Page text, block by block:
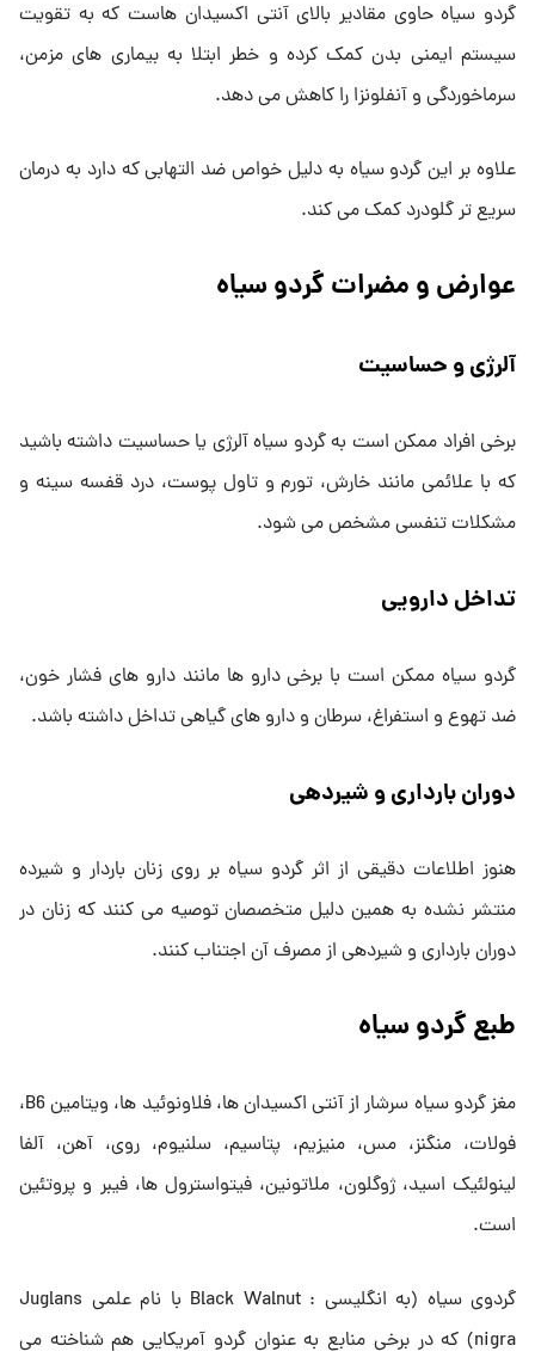
گردو سیاه حاوی مقادیر بالای آنتی اکسیدان هاست که به تقویت
سیستم ایمنی بدن کمک کرده و خطر ابتلا به بیماری های مزمن،
سرماخوردگی و آنفلونزا را کاهش می دهد.
علاوه بر این گردو سیاه به دلیل خواص ضد التهابی که دارد به درمان
سریع تر گلودرد کمک می کند.
عوارض و مضرات گردو سیاه
آلرژی و حساسیت
برخی افراد ممکن است به گردو سیاه آلرژی یا حساسیت داشته باشید
که با علائمی مانند خارش، تورم و تاول پوست، درد قفسه سینه و
مشکلات تنفسی مشخص می شود.
تداخل دارویی
گردو سیاه ممکن است با برخی دارو ها مانند دارو های فشار خون،
ضد تهوع و استفراغ، سرطان و دارو های گیاهی تداخل داشته باشد.
دوران بارداری و شیردهی
هنوز اطلاعات دقیقی از اثر گردو سیاه بر روی زنان باردار و شیرده
منتشر نشده به همین دلیل متخصصان توصیه می کنند که زنان در
دوران بارداری و شیردهی از مصرف آن اجتناب کنند.
طبع گردو سیاه
مغز گردو سیاه سرشار از آنتی اکسیدان ها، فلاونوئید ها، ویتامین B6،
فولات، منگنز، مس، منیزیم، پتاسیم، سلنیوم، روی، آهن، آلفا
لینولئیک اسید، ژوگلون، ملاتونین، فیتواسترول ها، فیبر و پروتئین
است.
گردوی سیاه (به انگلیسی : Black Walnut با نام علمی Juglans
nigra) که در برخی منابع به عنوان گردو آمریکایی هم شناخته می